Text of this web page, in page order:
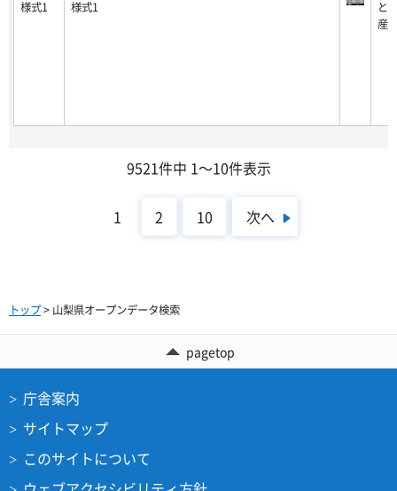
様式1 様式1
と
産
9521件中 1～10件表示
1 2 10 次へ
トップ> 山梨県オープンデータ検索
pagetop
庁舎案内
サイトマップ
このサイトについて